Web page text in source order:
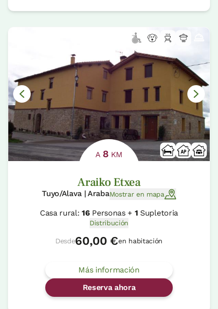
A 8 KM
Araiko Etxea
Tuyo/Alava | ArabaMostrar en mapa
Casa rural:16Personas + 1 Supletoria
Distribución
Desde60,00 €en habitación
Más información
Reserva ahora